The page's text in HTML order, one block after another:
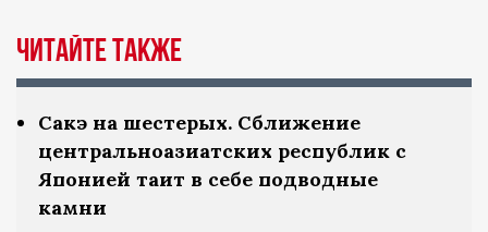
Читайте также
Сакэ на шестерых. Сближение
центральноазиатских республик с
Японией таит в себе подводные
камни